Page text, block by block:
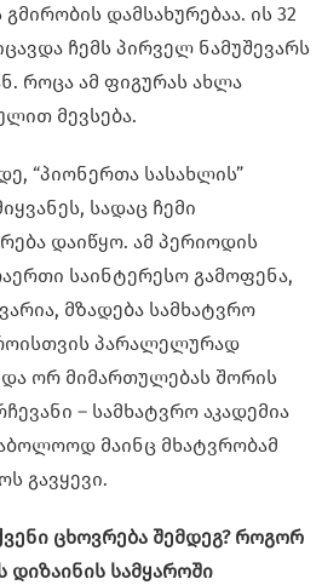
დამსახურებაა. ის 32
ჩემს პირველ ნამუშევარს
როცა ამ ფიგურას ახლა
მევსება.
“პიონერთა სასახლის”
სადაც ჩემი
დაიწყო. ამ პერიოდის
საინტერესო გამოფენა,
მზადება სამხატვრო
პარალელურად
ორ მიმართულებას შორის
– სამხატვრო აკადემია
მაინც მხატვრობამ
გავყევი.
ცხოვრება შემდეგ? როგორ
სამყაროში